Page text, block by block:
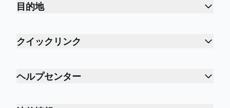
目的地
クイックリンク
ヘルプセンター